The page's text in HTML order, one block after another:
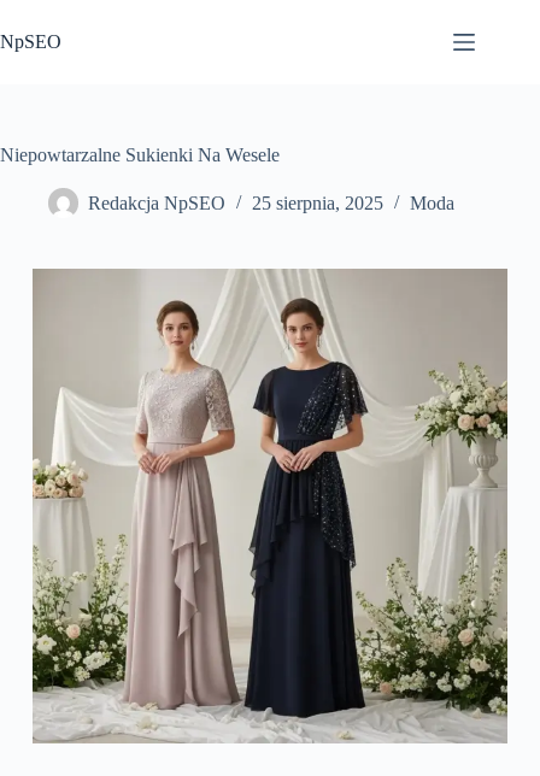
do
treści
NpSEO
Niepowtarzalne Sukienki Na Wesele
Redakcja NpSEO 25 sierpnia, 2025 Moda